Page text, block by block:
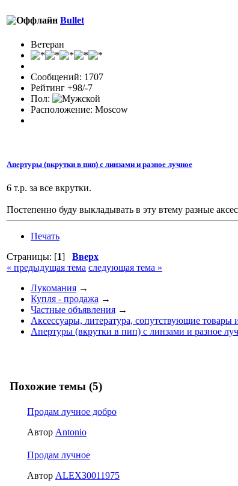
Bullet
Ветеран
Сообщений: 1707
Рейтинг +98/-7
Пол:
Расположение: Moscow
Апертуры (вкрутки в пип) с линзами и разное лучное
6 т.р. за все вкрутки.
Постепенно буду выкладывать в эту втему разные
Печать
Страницы: [1] Вверх
« предыдущая тема следующая тема »
Лукомания →
Купля - продажа →
Частные объявления →
Аксессуары, литература, сопутствующие товары
Апертуры (вкрутки в пип) с линзами и разное
Похожие темы (5)
Продам лучное добро
Автор Antonio
Продам лучное
Автор ALEX30011975